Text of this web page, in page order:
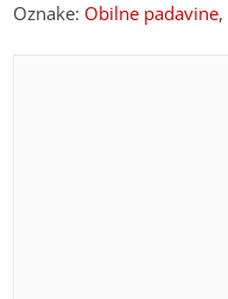
Oznake: Obilne padavine,